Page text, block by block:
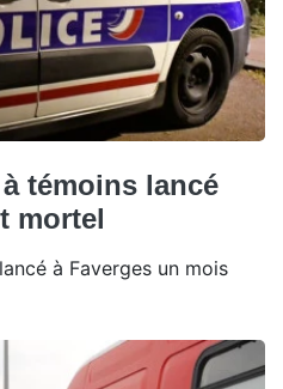
témoins lancé
mortel
à Faverges un mois